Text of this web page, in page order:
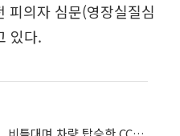
피의자 심문(영장실질심
있다.